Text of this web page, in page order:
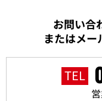
お問い合
またはメー
TEL